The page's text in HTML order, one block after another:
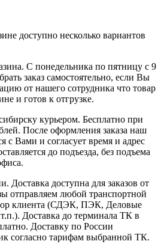
доступно несколько вариантов
С понедельника по пятницу с 9
заказ самостоятельно, если Вы
от нашего сотрудника что товар
и готов к отгрузке.
курьером. Бесплатно при
После оформления заказа наш
с Вами и согласует время и адрес
до подъезда, без подъема
Доставка доступна для заказов от
отправляем любой транспортной
клиента (СДЭК, ПЭК, Деловые
Доставка до терминала ТК в
Доставку по России
согласно тарифам выбранной ТК.